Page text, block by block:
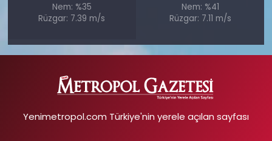
Nem: %35
Rüzgar: 7.39 m/s
Nem: %41
Rüzgar: 7.11 m/s
Yenimetropol.com Türkiye'nin yerele açılan sayfası